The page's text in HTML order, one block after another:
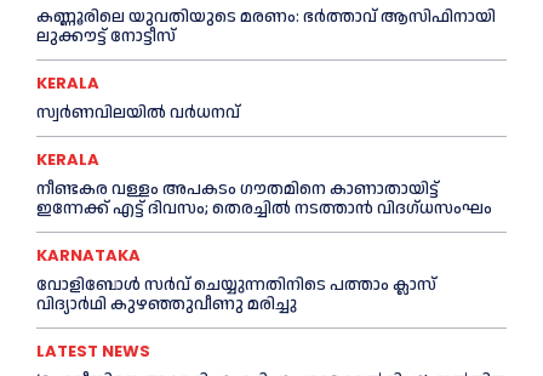
കണ്ണൂരിലെ യുവതിയുടെ മരണം: ഭര്‍ത്താവ് ആസിഫിനായി
ലുക്കൗട്ട് നോട്ടീസ്
KERALA
സ്വർണവിലയിൽ വർധനവ്
KERALA
നീണ്ടകര വള്ളം അപകടം ഗൗതമിനെ കാണാതായിട്ട്
ഇന്നേക്ക് എട്ട് ദിവസം; തെരച്ചില്‍ നടത്താൻ വിദഗ്ധസംഘം
KARNATAKA
വോളിബോൾ സർവ് ചെയ്യുന്നതിനിടെ പത്താം ക്ലാസ്
വിദ്യാർഥി കുഴഞ്ഞുവീണു മരിച്ചു
LATEST NEWS